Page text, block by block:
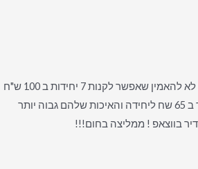
אני רוצה להגיד פשוט ואוו!! לא להאמין שאפשר לקנות 7 יחידות ב 100 ש"ח
רכשתי בקניון את אותו מוצר ב 65 שח ליחידה והאיכות שלהם גבוה יותר
בווצאפ ! ממליצה בחום!!!